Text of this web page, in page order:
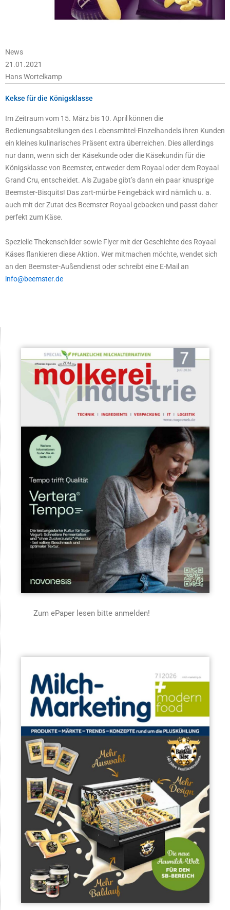
News
21.01.2021
Hans Wortelkamp
Kekse für die Königsklasse
Im Zeitraum vom 15. März bis 10. April können die
Bedienungsabteilungen des Lebensmittel-Einzelhandels ihren Kunden
ein kleines kulinarisches Präsent extra überreichen. Dies allerdings
nur dann, wenn sich der Käsekunde oder die Käsekundin für die
Königsklasse von Beemster, entweder dem Royaal oder dem Royaal
Grand Cru, entscheidet. Als Zugabe gibt’s dann ein paar knusprige
Beemster-Bisquits! Das zart-mürbe Feingebäck wird nämlich u. a.
auch mit der Zutat des Beemster Royaal gebacken und passt daher
perfekt zum Käse.
Spezielle Thekenschilder sowie Flyer mit der Geschichte des Royaal
Käses flankieren diese Aktion. Wer mitmachen möchte, wendet sich
an den Beemster-Außendienst oder schreibt eine E-Mail an
info@beemster.de
Zum ePaper lesen bitte anmelden!